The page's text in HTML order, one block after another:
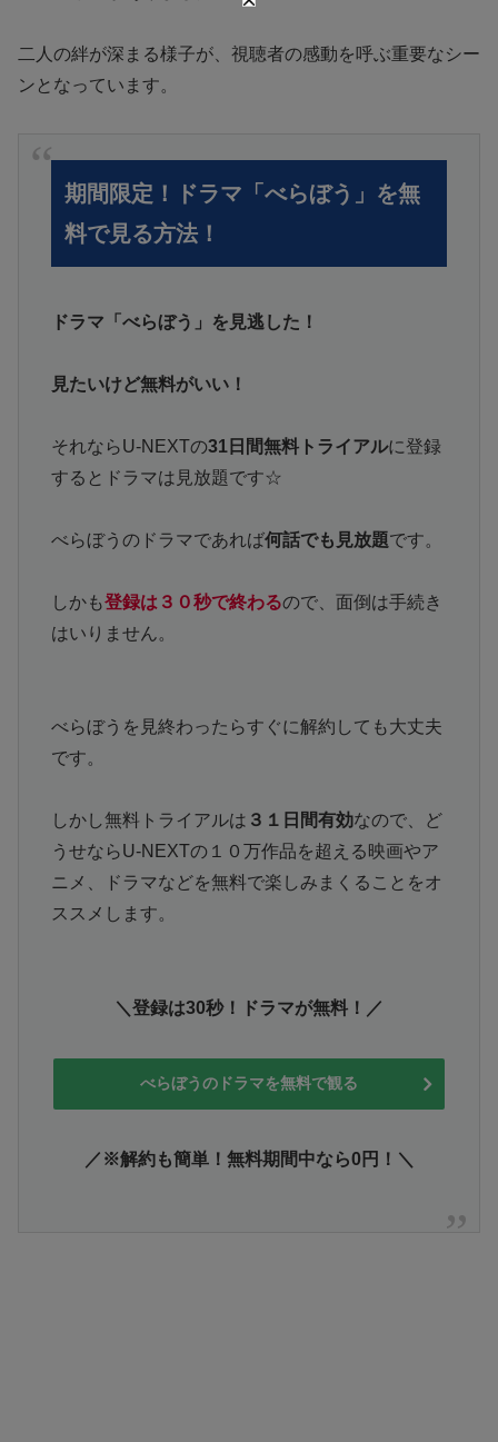
二人の絆が深まる様子が、視聴者の感動を呼ぶ重要なシー
ンとなっています。
期間限定！ドラマ「べらぼう」を無
料で見る方法！
ドラマ「べらぼう」を見逃した！
見たいけど無料がいい！
それならU-NEXTの31日間無料トライアルに登録
するとドラマは見放題です☆
べらぼうのドラマであれば何話でも見放題です。
しかも登録は３０秒で終わるので、面倒は手続き
はいりません。
べらぼうを見終わったらすぐに解約しても大丈夫
です。
しかし無料トライアルは ３１日間有効なので、ど
うせならU-NEXTの１０万作品を超える映画やア
ニメ、ドラマなどを無料で楽しみまくることをオ
ススメします。
＼登録は30秒！ドラマが無料！／
べらぼうのドラマを無料で観る
／※解約も簡単！無料期間中なら0円！＼